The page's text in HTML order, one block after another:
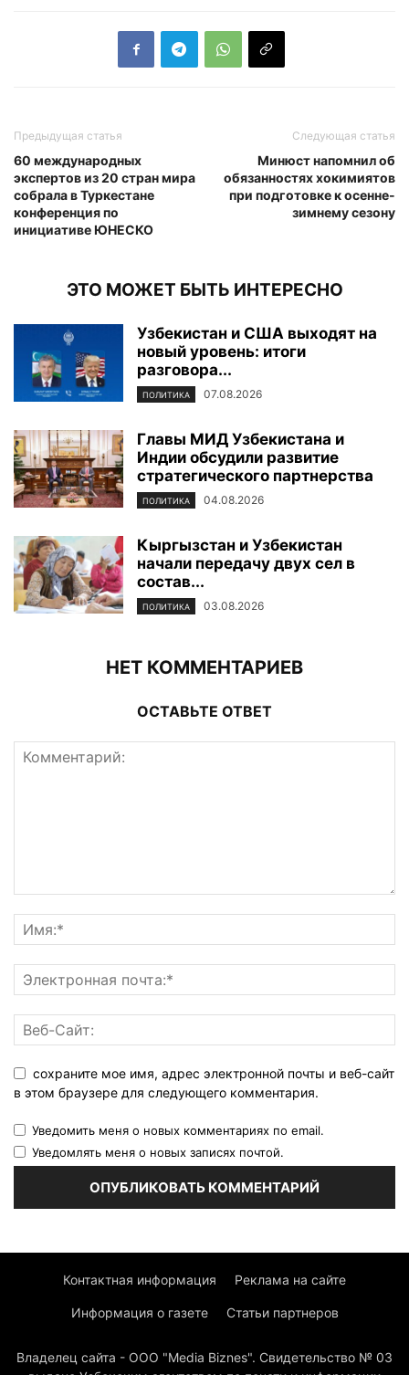
Предыдущая статья
60 международных
экспертов из 20 стран мира
собрала в Туркестане
конференция по
инициативе ЮНЕСКО
Следующая статья
Минюст напомнил об
обязанностях хокимиятов
при подготовке к осенне-
зимнему сезону
ЭТО МОЖЕТ БЫТЬ ИНТЕРЕСНО
Узбекистан и США выходят на
новый уровень: итоги
разговора...
ПОЛИТИКА 07.08.2026
Главы МИД Узбекистана и
Индии обсудили развитие
стратегического партнерства
ПОЛИТИКА 04.08.2026
Кыргызстан и Узбекистан
начали передачу двух сел в
состав...
ПОЛИТИКА 03.08.2026
НЕТ КОММЕНТАРИЕВ
ОСТАВЬТЕ ОТВЕТ
сохраните мое имя, адрес электронной почты и веб-сайт
в этом браузере для следующего комментария.
Уведомить меня о новых комментариях по email.
Уведомлять меня о новых записях почтой.
Контактная информация Реклама на сайте
Информация о газете Статьи партнеров
Владелец сайта - ООО "Media Biznes". Свидетельство № 03